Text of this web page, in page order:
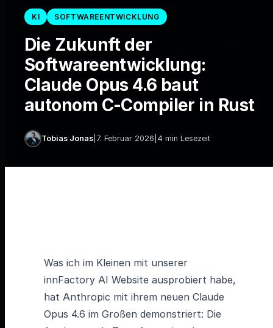
KI SOFTWAREENTWICKLUNG
Die Zukunft der
Softwareentwicklung:
Claude Opus 4.6 baut
autonom C-Compiler in Rust
Tobias Jonas 7. Februar 2026 4 min Lesezeit
Was ich im Kleinen mit unserer
innFactory AI Website ausprobiert habe,
hat Anthropic mit ihrem neuen Claude
Opus 4.6 im Großen demonstriert: Die